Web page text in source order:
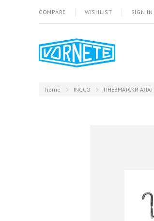
COMPARE WISHLIST SIGN IN
home INGCO ПНЕВМАТСКИ АЛАТ